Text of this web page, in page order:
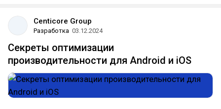
Centicore Group
Разработка 03.12.2024
Секреты оптимизации
производительности для Android и iOS